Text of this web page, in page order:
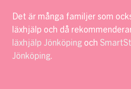
Det är många familjer som
läxhjälp och då
läxhjälp Jönköping och
Jönköping.